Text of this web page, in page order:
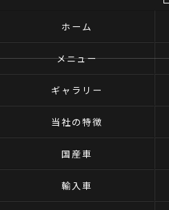
ホーム
メニュー
ギャラリー
当社の特徴
国産車
輸入車